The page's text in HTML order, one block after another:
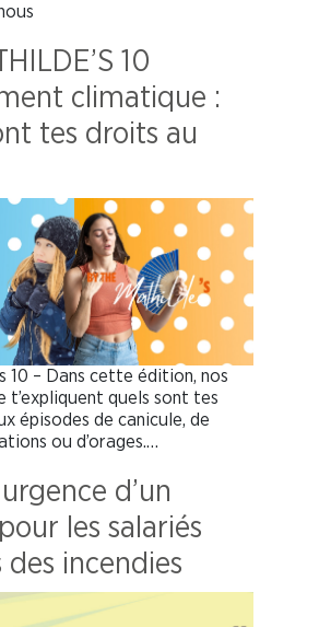
10
climatique :
tes droits au
10 – Dans cette édition, nos
t’expliquent quels sont tes
épisodes de canicule, de
ou d’orages.…
d’un
les salariés
incendies